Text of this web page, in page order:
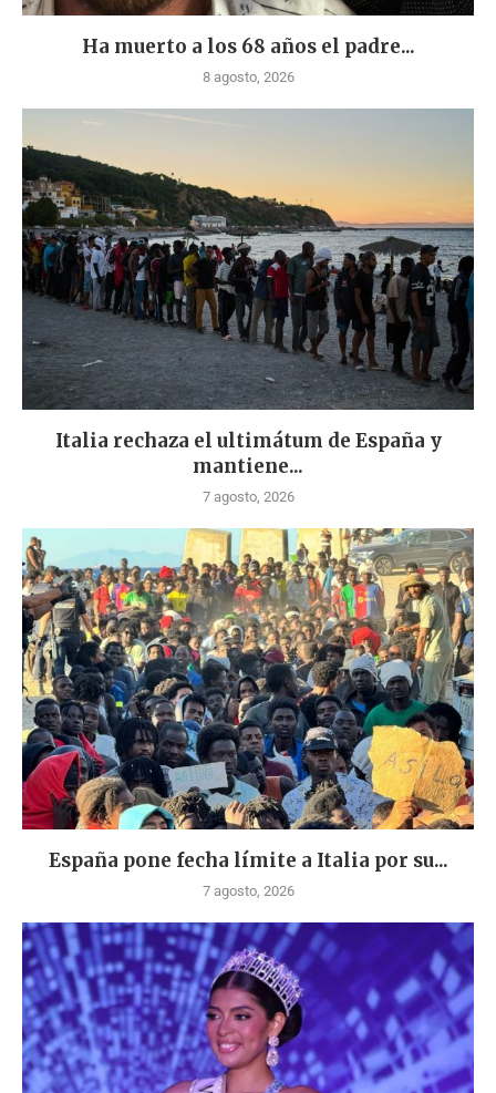
Ha muerto a los 68 años el padre...
8 agosto, 2026
Italia rechaza el ultimátum de España y
mantiene...
7 agosto, 2026
España pone fecha límite a Italia por su...
7 agosto, 2026